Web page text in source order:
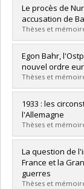
Diplômé(e) :
Cycle :Maîtrise
Diplôme
Lien vers le
Le procès de
accusation de
Thèses et
Diplômé(e) :
Cycle : Maîtrise
Diplôme
Lien vers le
Egon Bahr,
nouvel ordre
Thèses et
Diplômé(e) :
Cycle :Doctorat
Diplôme
Lien vers le
1933 : les
l'Allemagne
Thèses et
Diplômé(e) :
Cycle : Maîtrise
Diplôme obtenu
Lien vers le
La question de
France et la
guerres
Thèses et